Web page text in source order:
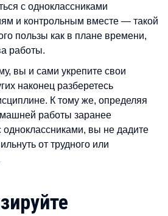
с одноклассниками
и контрольным вместе — такой
пользы как в плане времени,
работы.
вы и сами укрепите свои
наконец разберетесь
К тому же, определяя
работы заранее
одноклассниками, вы не дадите
от трудного или